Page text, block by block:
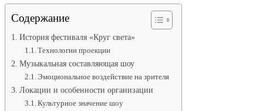
Содержание
История фестиваля «Круг света»
Технологии проекции
Музыкальная составляющая шоу
Эмоциональное воздействие на зрителя
Локации и особенности организации
Культурное значение шоу